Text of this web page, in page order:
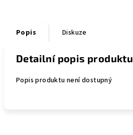
Popis Diskuze
Detailní popis produktu
Popis produktu není dostupný